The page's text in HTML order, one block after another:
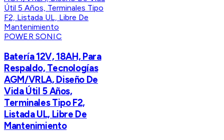
POWER SONIC
Batería 12V, 18AH, Para
Respaldo, Tecnologías
AGM/VRLA, Diseño De
Vida Útil 5 Años,
Terminales Tipo F2,
Listada UL, Libre De
Mantenimiento